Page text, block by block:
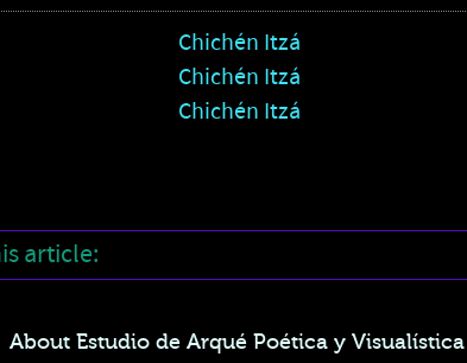
article:
About Estudio de Arqué Poética y